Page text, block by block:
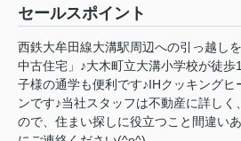
セールスポイント
西鉄大牟田線大溝駅周辺への引っ越し
中古住宅」♪大木町立大溝小学校が徒
子様の通学も便利です♪IHクッキングヒ
ンです♪当社スタッフは不動産に詳しく
ので、住まい探しに役立つこと間違い